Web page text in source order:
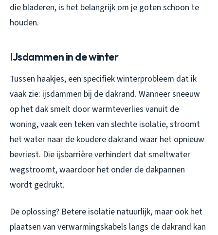
die bladeren, is het belangrijk om je goten schoon te
houden.
IJsdammen in de winter
Tussen haakjes, een specifiek winterprobleem dat ik
vaak zie: ijsdammen bij de dakrand. Wanneer sneeuw
op het dak smelt door warmteverlies vanuit de
woning, vaak een teken van slechte isolatie, stroomt
het water naar de koudere dakrand waar het opnieuw
bevriest. Die ijsbarrière verhindert dat smeltwater
wegstroomt, waardoor het onder de dakpannen
wordt gedrukt.
De oplossing? Betere isolatie natuurlijk, maar ook het
plaatsen van verwarmingskabels langs de dakrand kan